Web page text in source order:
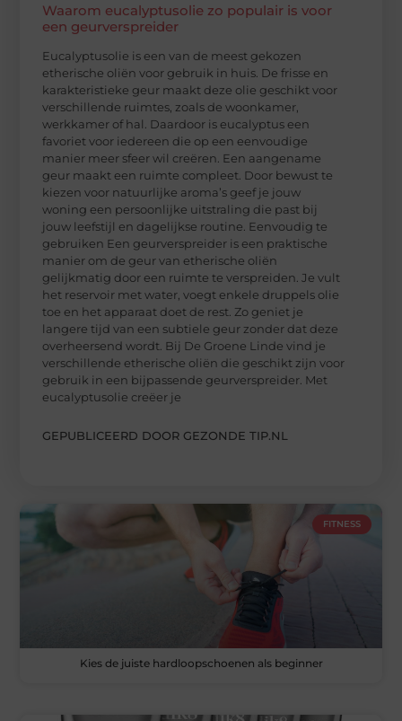
Waarom eucalyptusolie zo populair is voor
een geurverspreider
Eucalyptusolie is een van de meest gekozen
etherische oliën voor gebruik in huis. De frisse en
karakteristieke geur maakt deze olie geschikt voor
verschillende ruimtes, zoals de woonkamer,
werkkamer of hal. Daardoor is eucalyptus een
favoriet voor iedereen die op een eenvoudige
manier meer sfeer wil creëren. Een aangename
geur maakt een ruimte compleet. Door bewust te
kiezen voor natuurlijke aroma’s geef je jouw
woning een persoonlijke uitstraling die past bij
jouw leefstijl en dagelijkse routine. Eenvoudig te
gebruiken Een geurverspreider is een praktische
manier om de geur van etherische oliën
gelijkmatig door een ruimte te verspreiden. Je vult
het reservoir met water, voegt enkele druppels olie
toe en het apparaat doet de rest. Zo geniet je
langere tijd van een subtiele geur zonder dat deze
overheersend wordt. Bij De Groene Linde vind je
verschillende etherische oliën die geschikt zijn voor
gebruik in een bijpassende geurverspreider. Met
eucalyptusolie creëer je
GEPUBLICEERD DOOR GEZONDE TIP.NL
FITNESS
Kies de juiste hardloopschoenen als beginner